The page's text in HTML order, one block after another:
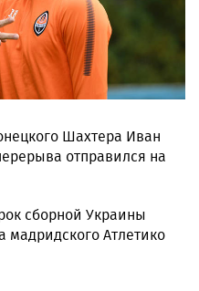
Шахтера Иван
отправился на
сборной Украины
мадридского Атлетико